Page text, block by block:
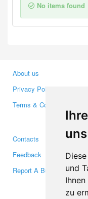
und
zu
No items found
About us
Privacy Policy
Terms & Conditions
Contacts
Feedback
Report A Bug